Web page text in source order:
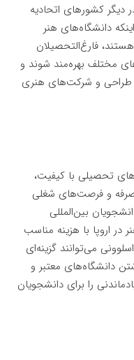
دیگر کشورهای اتحادیه
دانشگاه‌های هنر
فارغ‌التحصیلان
مختلف بهره‌مند شوند و
طراحی و شرکت‌های هنری
تحصیلی با کیفیت،
و فرصت‌های شغلی
بین‌المللی
اروپا با هزینه مناسب
می‌توانند گزینه‌ای
دانشگاه‌های معتبر و
را برای دانشجویان